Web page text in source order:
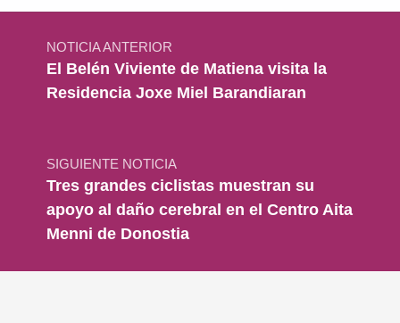
Navegación de entradas
NOTICIA ANTERIOR
El Belén Viviente de Matiena visita la
Residencia Joxe Miel Barandiaran
SIGUIENTE NOTICIA
Tres grandes ciclistas muestran su
apoyo al daño cerebral en el Centro Aita
Menni de Donostia